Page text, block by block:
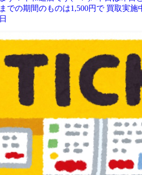
での期間のものは1,500円で 買取実施